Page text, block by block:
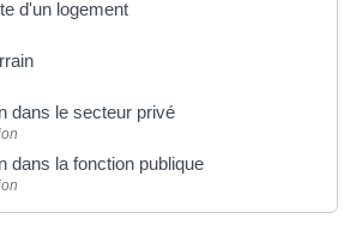
d'un logement
dans le secteur privé
dans la fonction publique